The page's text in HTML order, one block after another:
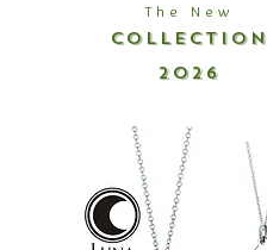
The New
COLLECTION
2026